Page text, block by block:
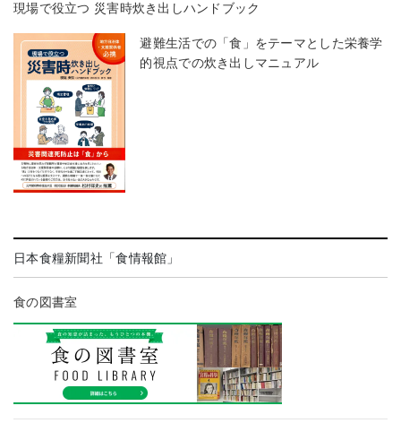
現場で役立つ 災害時炊き出しハンドブック
避難生活での「食」をテーマとした栄養学
的視点での炊き出しマニュアル
日本食糧新聞社「食情報館」
食の図書室